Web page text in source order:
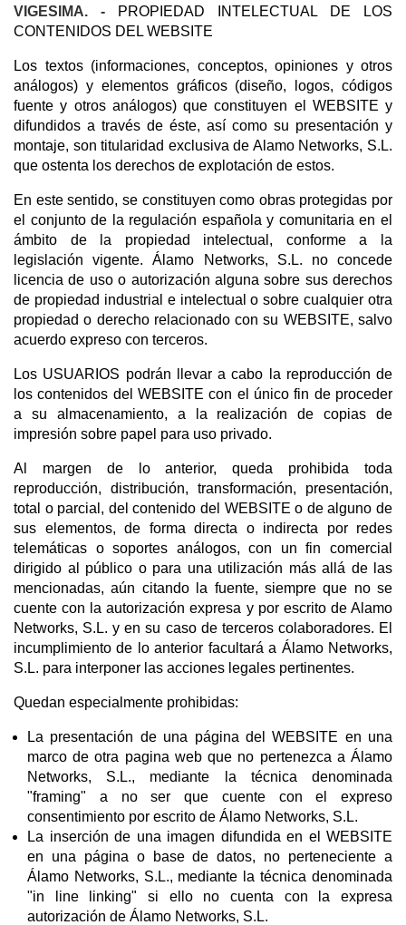
VIGESIMA. -
PROPIEDAD INTELECTUAL DE LOS
CONTENIDOS DEL WEBSITE
Los textos (informaciones, conceptos, opiniones y otros
análogos) y elementos gráficos (diseño, logos, códigos
fuente y otros análogos) que constituyen el WEBSITE y
difundidos a través de éste, así como su presentación y
montaje, son titularidad exclusiva de Alamo Networks, S.L.
que ostenta los derechos de explotación de estos.
En este sentido, se constituyen como obras protegidas por
el conjunto de la regulación española y comunitaria en el
ámbito de la propiedad intelectual, conforme a la
legislación vigente. Álamo Networks, S.L. no concede
licencia de uso o autorización alguna sobre sus derechos
de propiedad industrial e intelectual o sobre cualquier otra
propiedad o derecho relacionado con su WEBSITE, salvo
acuerdo expreso con terceros.
Los USUARIOS podrán llevar a cabo la reproducción de
los contenidos del WEBSITE con el único fin de proceder
a su almacenamiento, a la realización de copias de
impresión sobre papel para uso privado.
Al margen de lo anterior, queda prohibida toda
reproducción, distribución, transformación, presentación,
total o parcial, del contenido del WEBSITE o de alguno de
sus elementos, de forma directa o indirecta por redes
telemáticas o soportes análogos, con un fin comercial
dirigido al público o para una utilización más allá de las
mencionadas, aún citando la fuente, siempre que no se
cuente con la autorización expresa y por escrito de Alamo
Networks, S.L. y en su caso de terceros colaboradores. El
incumplimiento de lo anterior facultará a Álamo Networks,
S.L. para interponer las acciones legales pertinentes.
Quedan especialmente prohibidas:
La presentación de una página del WEBSITE en una
marco de otra pagina web que no pertenezca a Álamo
Networks, S.L., mediante la técnica denominada
"framing" a no ser que cuente con el expreso
consentimiento por escrito de Álamo Networks, S.L.
La inserción de una imagen difundida en el WEBSITE
en una página o base de datos, no perteneciente a
Álamo Networks, S.L., mediante la técnica denominada
"in line linking" si ello no cuenta con la expresa
autorización de Álamo Networks, S.L.